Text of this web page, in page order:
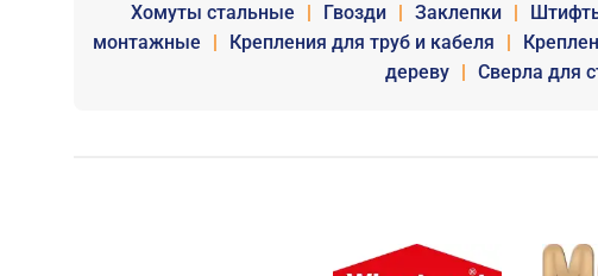
Хомуты стальные
Гвозди Заклепки
монтажные
Крепления для труб и кабеля
дереву
Сверла для